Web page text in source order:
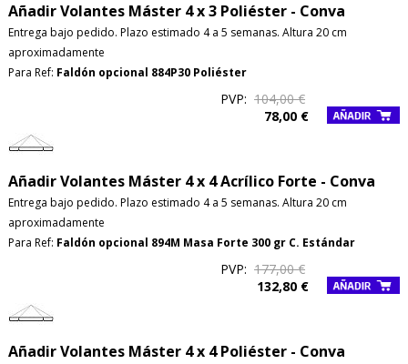
Añadir Volantes Máster 4 x 3 Poliéster - Conva
Entrega bajo pedido. Plazo estimado 4 a 5 semanas. Altura 20 cm
aproximadamente
Para Ref: Faldón opcional 884P30 Poliéster
PVP: 104,00 €
78,00 €
Añadir Volantes Máster 4 x 4 Acrílico Forte - Conva
Entrega bajo pedido. Plazo estimado 4 a 5 semanas. Altura 20 cm
aproximadamente
Para Ref: Faldón opcional 894M Masa Forte 300 gr C. Estándar
PVP: 177,00 €
132,80 €
Añadir Volantes Máster 4 x 4 Poliéster - Conva